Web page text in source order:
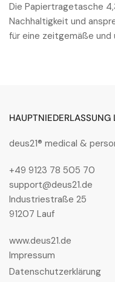
Die Papiertragetasche
Nachhaltigkeit und
für eine zeitgemäße
HAUPTNIEDERLASSUNG
deus21® medical &
+49 9123 78 505 70
support@deus21.de
Industriestraße 25
91207 Lauf
www.deus21.de
Impressum
Datenschutzerklärung